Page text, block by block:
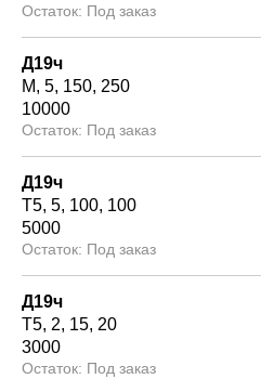
Под заказ
Д19ч
М 5 150 250
10000
Под заказ
Д19ч
Т5 5 100 100
5000
Под заказ
Д19ч
Т5 2 15 20
3000
Под заказ